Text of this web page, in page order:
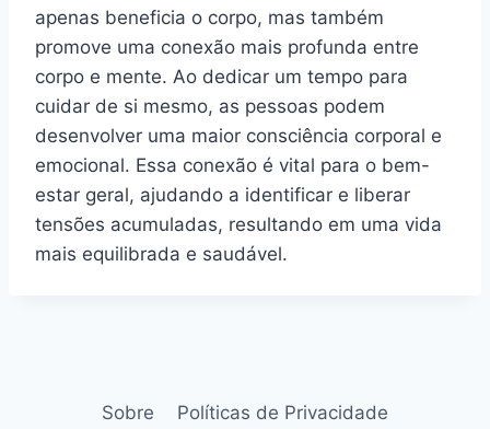
apenas beneficia o corpo, mas também
promove uma conexão mais profunda entre
corpo e mente. Ao dedicar um tempo para
cuidar de si mesmo, as pessoas podem
desenvolver uma maior consciência corporal e
emocional. Essa conexão é vital para o bem-
estar geral, ajudando a identificar e liberar
tensões acumuladas, resultando em uma vida
mais equilibrada e saudável.
Sobre Políticas de Privacidade